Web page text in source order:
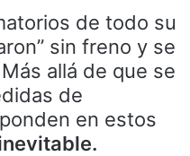
de todo su
sin freno y se
Más allá de que se
de
en estos